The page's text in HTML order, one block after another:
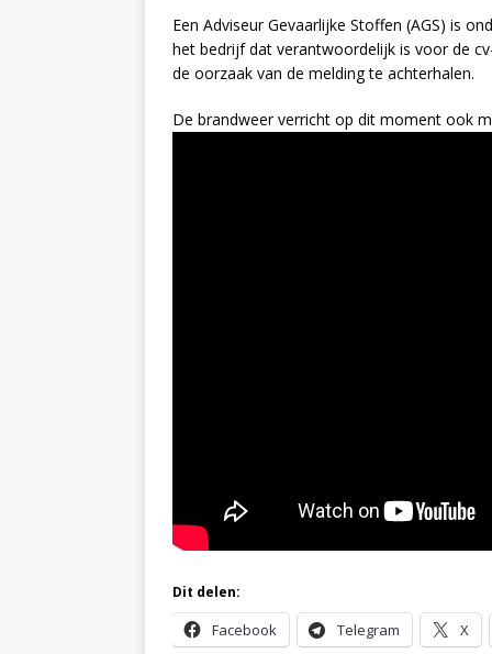
Een Adviseur Gevaarlijke Stoffen (AGS) is
het bedrijf dat verantwoordelijk is voor de
de oorzaak van de melding te achterhalen.
De brandweer verricht op dit moment ook
Dit delen:
Facebook Telegram X